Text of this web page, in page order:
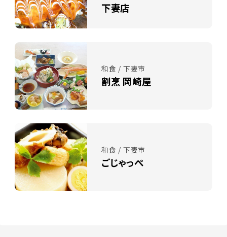
下妻店
和食 / 下妻市
割烹 岡崎屋
和食 / 下妻市
ごじゃっぺ